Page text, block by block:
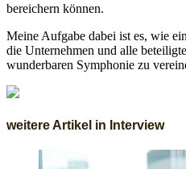
bereichern können.
Meine Aufgabe dabei ist es, wie
die Unternehmen und alle
wunderbaren Symphonie zu
weitere Artikel in Interview